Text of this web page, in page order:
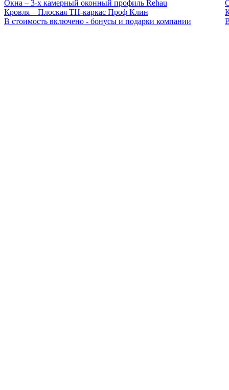
Окна – 3-х камерный оконный профиль Rehau
Кровля – Плоская ТН-каркас Проф Клин
В стоимость включено - бонусы и подарки компании